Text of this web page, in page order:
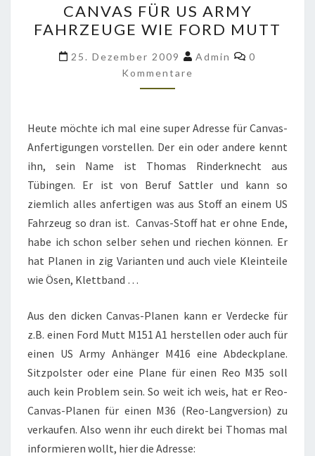
FÜR
US
ARMY
FAHRZEUGE
WIE
MUTT
CANVAS FÜR US ARMY
FAHRZEUGE WIE FORD MUTT
25. Dezember 2009 Admin
0
Kommentare
Heute möchte ich mal eine super Adresse für Canvas-
Anfertigungen vorstellen. Der ein oder andere kennt
ihn, sein Name ist Thomas Rinderknecht aus
Tübingen. Er ist von Beruf Sattler und kann so
ziemlich alles anfertigen was aus Stoff an einem US
Fahrzeug so dran ist. Canvas-Stoff hat er ohne Ende,
habe ich schon selber sehen und riechen können. Er
hat Planen in zig Varianten und auch viele Kleinteile
wie Ösen, Klettband …
Aus den dicken Canvas-Planen kann er Verdecke für
z.B. einen Ford Mutt M151 A1 herstellen oder auch für
einen US Army Anhänger M416 eine Abdeckplane.
Sitzpolster oder eine Plane für einen Reo M35 soll
auch kein Problem sein. So weit ich weis, hat er Reo-
Canvas-Planen für einen M36 (Reo-Langversion) zu
verkaufen. Also wenn ihr euch direkt bei Thomas mal
informieren wollt, hier die Adresse: